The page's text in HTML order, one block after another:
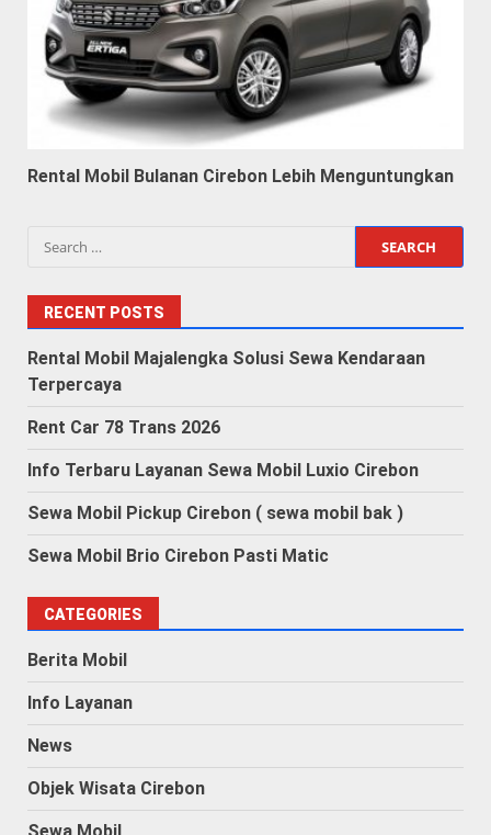
Rental Mobil Bulanan Cirebon Lebih Menguntungkan
Search
RECENT POSTS
Rental Mobil Majalengka Solusi Sewa Kendaraan
Terpercaya
Rent Car 78 Trans 2026
Info Terbaru Layanan Sewa Mobil Luxio Cirebon
Sewa Mobil Pickup Cirebon ( sewa mobil bak )
Sewa Mobil Brio Cirebon Pasti Matic
CATEGORIES
Berita Mobil
Info Layanan
News
Objek Wisata Cirebon